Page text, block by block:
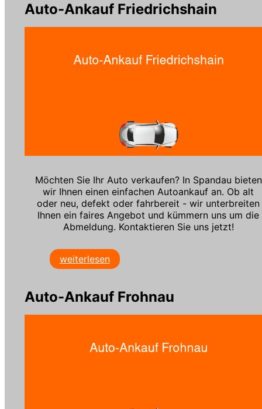
Auto-Ankauf Friedrichshain
Möchten Sie Ihr Auto verkaufen? In Spandau bieten
wir Ihnen einen einfachen Autoankauf an. Ob alt
oder neu, defekt oder fahrbereit - wir unterbreiten
Ihnen ein faires Angebot und kümmern uns um die
Abmeldung. Kontaktieren Sie uns jetzt!
weiterlesen
Auto-Ankauf Frohnau